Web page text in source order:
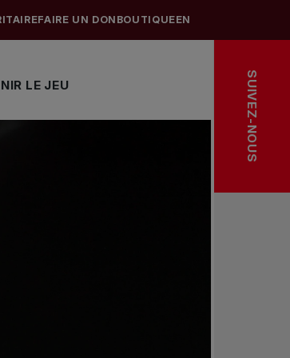
LE JEU
FAIRE UN DON BOUTIQUEEN
SUIVEZ-NOUS